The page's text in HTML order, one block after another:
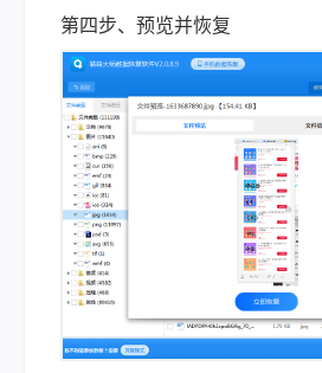
第四步、预览并恢复